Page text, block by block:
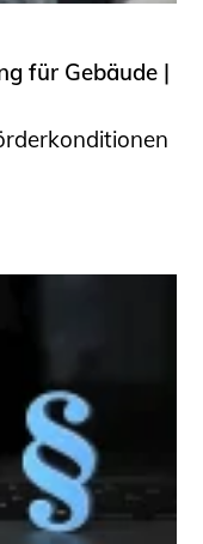
für Gebäude |